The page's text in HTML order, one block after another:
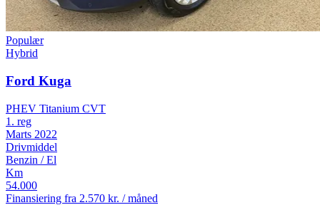
Populær
Hybrid
Ford Kuga
PHEV Titanium CVT
1. reg
Marts 2022
Drivmiddel
Benzin / El
Km
54.000
Finansiering fra 2.570 kr. / måned